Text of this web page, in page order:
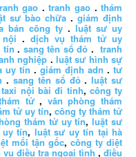
gao .tranh gao .thám
sư bào chữa . giám định
bán công ty. luật sư uy
.dịch vụ thám tử uy
tín . sang tên sổ đỏ .tranh
nghiệp .luật sư hình sự
uy tín .giám định adn .tư
.sang tên sổ đỏ.luật sư
taxi nội bài đi tỉnh, công ty
tử, văn phòng thám
tử uy tín, công ty thám tử
thám tử uy tín,luật sư
uy tín, luật sư uy tín tại hà
mối tận gốc, công ty diệt
vụ điều tra ngoại tình ,điều